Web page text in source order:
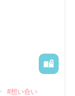
#想い合い